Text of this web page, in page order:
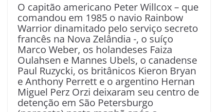
O capitão americano Peter Willcox – que
comandou em 1985 o navio Rainbow
Warrior dinamitado pelo serviço secreto
francês na Nova Zelândia -, o suíço
Marco Weber, os holandeses Faiza
Oulahsen e Mannes Ubels, o canadense
Paul Ruzycki, os britânicos Kieron Bryan
e Anthony Perrett e o argentino Hernan
Miguel Perz Orzi deixaram seu centro de
detenção em São Petersburgo